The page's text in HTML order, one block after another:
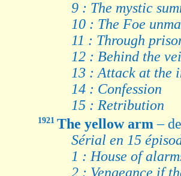
9 : The mystic
10 : The Foe
11 : Through
12 : Behind the
13 : Attack at the
14 : Confession
15 : Retribution
1921 The yellow arm–
Sérial en 15
1 : House of
2 : Vengeance if